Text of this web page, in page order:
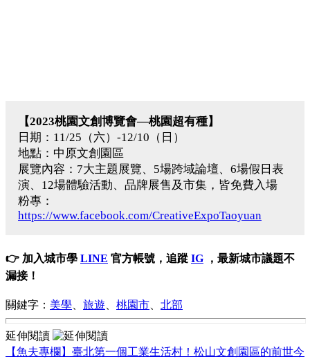
【2023桃園文創博覽會—桃園超有種】
日期：11/25（六）-12/10（日）
地點：中原文創園區
展覽內容：7大主題展覽、5場跨域論壇、6場假日表
演、12場體驗活動、品牌展售及市集，皆免費入場
粉專：
https://www.facebook.com/CreativeExpoTaoyuan
👉 加入城市學 LINE 官方帳號，追蹤 IG ，最新城市議題不
漏接！
關鍵字： 美學 旅遊 桃園市 北部
延伸閱讀
【魚夫專欄】臺北第一個工業生活村！松山文創園區的前世今